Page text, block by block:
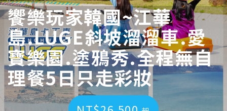
饗樂玩家韓國~江華
島.LUGE斜坡溜溜車.愛
寶樂園.塗鴉秀.全程無自
理餐5日只走彩妝